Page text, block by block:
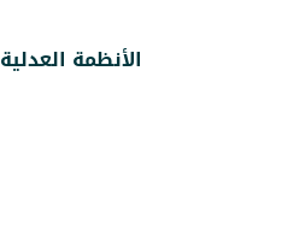
الأنظمة العدلية